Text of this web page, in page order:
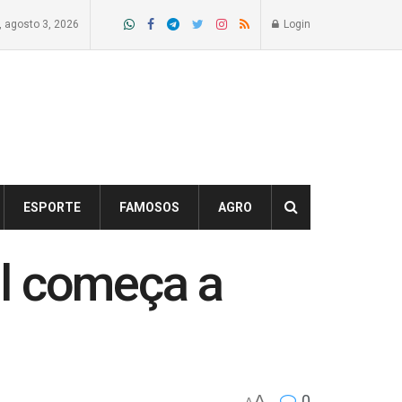
agosto 3, 2026 Login
ESPORTE FAMOSOS AGRO
começa a